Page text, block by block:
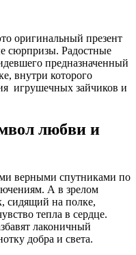
оригинальный презент
сюрпризы. Радостные
предназначенный
внутри которого
игрушечных зайчиков и
любви и
верными спутниками по
А в зрелом
сидящий на полке,
тепла в сердце.
лаконичный
добра и света.